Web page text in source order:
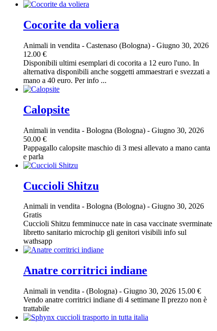
Cocorite da voliera
Animali in vendita - Castenaso (Bologna) - Giugno 30, 2026
12.00 €
Disponibili ultimi esemplari di cocorita a 12 euro l'uno. In
alternativa disponibili anche soggetti ammaestrari e svezzati a
mano a 40 euro. Per info ...
Calopsite
Animali in vendita - Bologna (Bologna) - Giugno 30, 2026
50.00 €
Pappagallo calopsite maschio di 3 mesi allevato a mano canta
e parla
Cuccioli Shitzu
Animali in vendita - Bologna (Bologna) - Giugno 30, 2026
Gratis
Cuccioli Shitzu femminucce nate in casa vaccinate sverminate
libretto sanitario microchip gli genitori visibili info sul
wathsapp
Anatre corritrici indiane
Animali in vendita - (Bologna) - Giugno 30, 2026 15.00 €
Vendo anatre corritrici indiane di 4 settimane Il prezzo non è
trattabile